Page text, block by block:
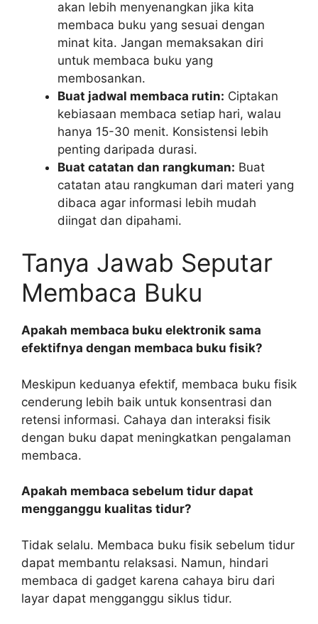
akan lebih menyenangkan jika kita
membaca buku yang sesuai dengan
minat kita. Jangan memaksakan diri
untuk membaca buku yang
membosankan.
Buat jadwal membaca rutin: Ciptakan
kebiasaan membaca setiap hari, walau
hanya 15-30 menit. Konsistensi lebih
penting daripada durasi.
Buat catatan dan rangkuman: Buat
catatan atau rangkuman dari materi yang
dibaca agar informasi lebih mudah
diingat dan dipahami.
Tanya Jawab Seputar
Membaca Buku
Apakah membaca buku elektronik sama
efektifnya dengan membaca buku fisik?
Meskipun keduanya efektif, membaca buku fisik
cenderung lebih baik untuk konsentrasi dan
retensi informasi. Cahaya dan interaksi fisik
dengan buku dapat meningkatkan pengalaman
membaca.
Apakah membaca sebelum tidur dapat
mengganggu kualitas tidur?
Tidak selalu. Membaca buku fisik sebelum tidur
dapat membantu relaksasi. Namun, hindari
membaca di gadget karena cahaya biru dari
layar dapat mengganggu siklus tidur.